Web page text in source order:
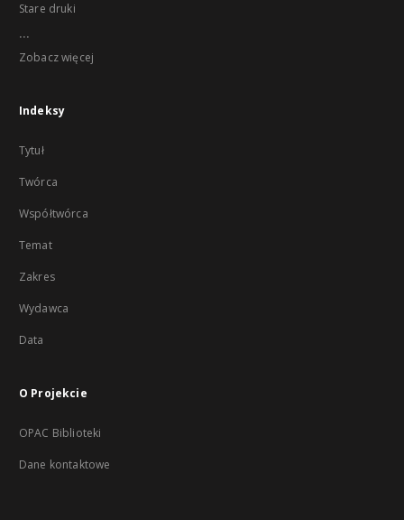
Stare druki
...
Zobacz więcej
Indeksy
Tytuł
Twórca
Współtwórca
Temat
Zakres
Wydawca
Data
O Projekcie
OPAC Biblioteki
Dane kontaktowe